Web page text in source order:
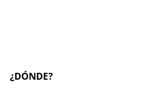
¿DÓNDE?